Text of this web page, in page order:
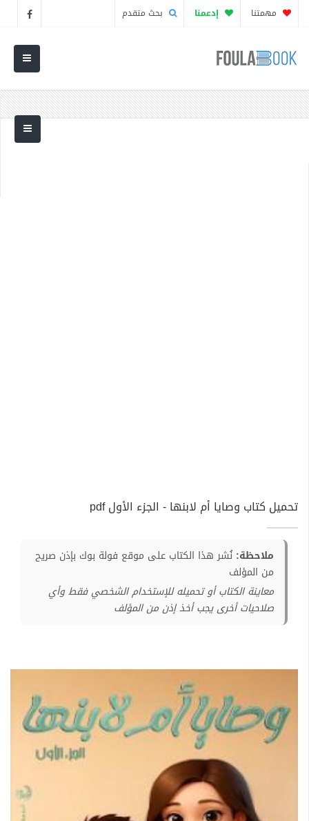
مهمتنا إدعمنا بحث متقدم
تحميل كتاب وصايا أم لابنها - الجزء الأول pdf
ملاحظة: نُشر هذا الكتاب على موقع فولة بوك بإذن صريح
من المؤلف
معاينة الكتاب أو تحميله للإستخدام الشخصي فقط وأي
صلاحيات أخرى يجب أخذ إذن من المؤلف